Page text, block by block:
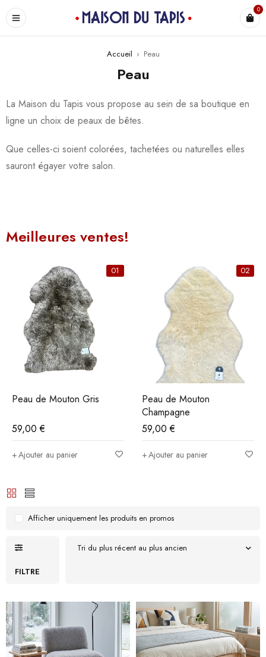
0
Accueil › Peau
Peau
La Maison du Tapis vous propose au sein de sa boutique en
ligne un choix de peaux de bêtes.
Que celles-ci soient colorées, tachetées ou naturelles elles
sauront égayer votre salon.
Meilleures ventes!
01
Peau de Mouton Gris
59,00€
Ajouter au panier
02
Peau de Mouton
Champagne
59,00€
Ajouter au panier
FILTRE
Tri du plus récent au plus ancien
Afficher uniquement les produits en promos